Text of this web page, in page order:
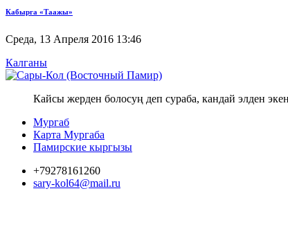
Кабырга «Таажы»
Среда, 13 Апреля 2016 13:46
Калганы
Кайсы жерден болосуң деп сураба, кандай элден
Мургаб
Карта Мургаба
Памирские кыргызы
+79278161260
sary-kol64@mail.ru